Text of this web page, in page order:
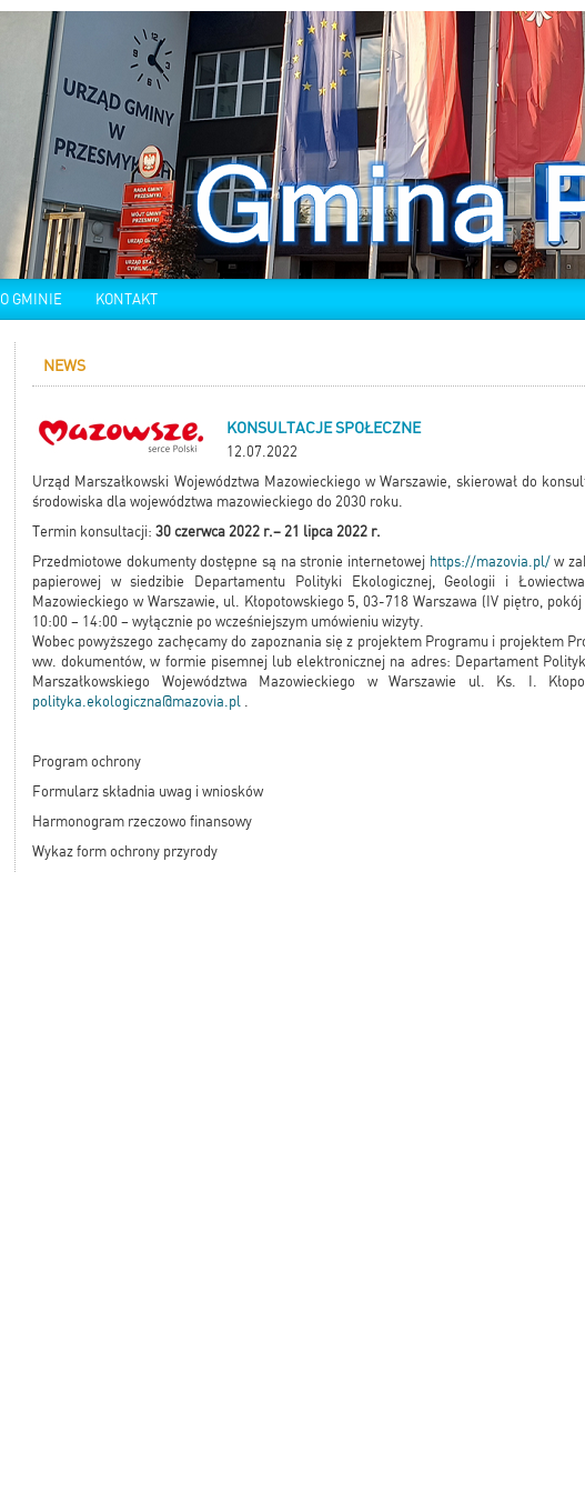
O GMINIE KONTAKT
NEWS
KONSULTACJE SPOŁECZNE
12.07.2022
Urząd Marszałkowski Województwa Mazowieckiego w Warszawie, skierował do
środowiska dla województwa mazowieckiego do 2030 roku.
Termin konsultacji: 30 czerwca 2022 r.– 21 lipca 2022 r.
Przedmiotowe dokumenty dostępne są na stronie internetowej https://mazovia.pl/w
papierowej w siedzibie Departamentu Polityki Ekologicznej, Geologii i
Mazowieckiego w Warszawie, ul. Kłopotowskiego 5, 03-718 Warszawa (IV piętro,
10:00 – 14:00 – wyłącznie po wcześniejszym umówieniu wizyty.
Wobec powyższego zachęcamy do zapoznania się z projektem Programu i projektem
ww. dokumentów, w formie pisemnej lub elektronicznej na adres: Departament
Marszałkowskiego Województwa Mazowieckiego w Warszawie ul. Ks. I.
polityka.ekologiczna@mazovia.pl .
Program ochrony
Formularz składnia uwag i wniosków
Harmonogram rzeczowo finansowy
Wykaz form ochrony przyrody